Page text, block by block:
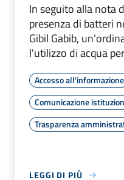
In seguito alla nota
presenza di batteri
Gibil Gabib,
l'utilizzo di acqua
Accesso all'informazione
Comunicazione
Trasparenza
LEGGI DI PIÙ